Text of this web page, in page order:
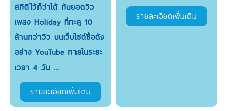
สถิติไว้ก็ว่าได้ กับยอดวิว
เพลง Holiday ที่ทะลุ 10
ล้านกว่าวิว บนเว็บไซต์ชื่อดัง
อย่าง YouTube ภายในระยะ
เวลา 4 วัน ...
รายละเอียดเพิ่มเติม
รายละเอียดเพิ่มเติม